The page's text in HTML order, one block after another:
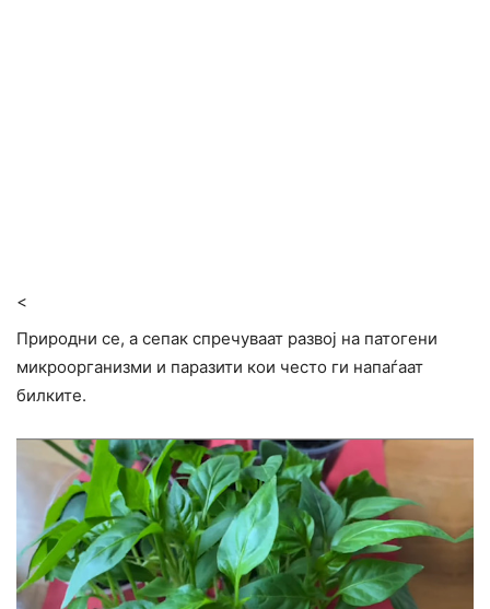
<
Природни се, а сепак спречуваат развој на патогени
микроорганизми и паразити кои често ги напаѓаат
билките.